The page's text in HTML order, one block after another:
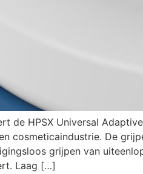
de HPSX Universal
cosmeticaindustrie. De
grijpen van
Laag […]